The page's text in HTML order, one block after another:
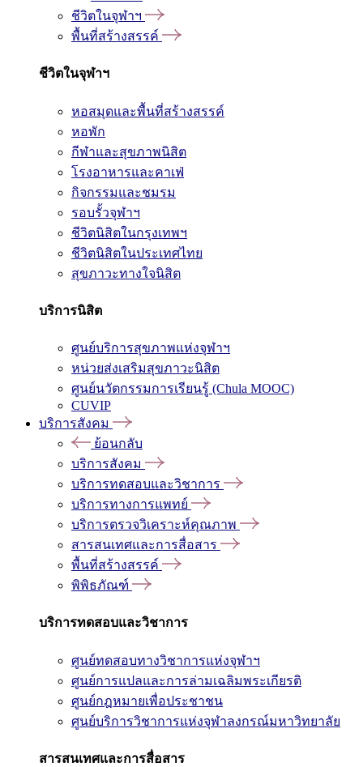
ชีวิตในจุฬาฯ
พื้นที่สร้างสรรค์
ชีวิตในจุฬาฯ
หอสมุดและพื้นที่สร้างสรรค์
หอพัก
กีฬาและสุขภาพนิสิต
โรงอาหารและคาเฟ่
กิจกรรมและชมรม
รอบรั้วจุฬาฯ
ชีวิตนิสิตในกรุงเทพฯ
ชีวิตนิสิตในประเทศไทย
สุขภาวะทางใจนิสิต
บริการนิสิต
ศูนย์บริการสุขภาพแห่งจุฬาฯ
หน่วยส่งเสริมสุขภาวะนิสิต
ศูนย์นวัตกรรมการเรียนรู้ (Chula MOOC)
CUVIP
บริการสังคม
ย้อนกลับ
บริการสังคม
บริการทดสอบและวิชาการ
บริการทางการแพทย์
บริการตรวจวิเคราะห์คุณภาพ
สารสนเทศและการสื่อสาร
พื้นที่สร้างสรรค์
พิพิธภัณฑ์
บริการทดสอบและวิชาการ
ศูนย์ทดสอบทางวิชาการแห่งจุฬาฯ
ศูนย์การแปลและการล่ามเฉลิมพระเกียรติ
ศูนย์กฎหมายเพื่อประชาชน
ศูนย์บริการวิชาการแห่งจุฬาลงกรณ์มหาวิทยาลัย
สารสนเทศและการสื่อสาร